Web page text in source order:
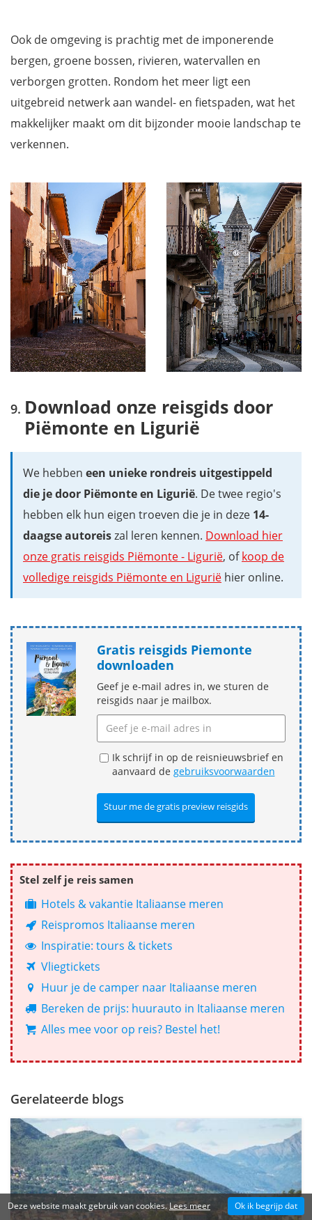
Ook de omgeving is prachtig met de imponerende
bergen, groene bossen, rivieren, watervallen en
verborgen grotten. Rondom het meer ligt een
uitgebreid netwerk aan wandel- en fietspaden, wat het
makkelijker maakt om dit bijzonder mooie landschap te
verkennen.
Download onze reisgids door
Piëmonte en Ligurië
We hebben een unieke rondreis uitgestippeld
die je door Piëmonte en Ligurië. De twee regio's
hebben elk hun eigen troeven die je in deze 14-
daagse autoreiszal leren kennen. Download hier
onze gratis reisgids Piëmonte - Ligurië, ofkoop de
volledige reisgids Piëmonte en Ligurië hier online.
Gratis reisgids Piemonte
downloaden
Geef je e-mail adres in, we sturen de
reisgids naar je mailbox.
Ik schrijf in op de reisnieuwsbrief en
aanvaard de gebruiksvoorwaarden
Stel zelf je reis samen
Hotels & vakantie Italiaanse meren
Reispromos Italiaanse meren
Inspiratie: tours & tickets
Vliegtickets
Huur je de camper naar Italiaanse meren
Bereken de prijs: huurauto in Italiaanse meren
Alles mee voor op reis? Bestel het!
Gerelateerde blogs
Deze website maakt gebruik van cookies.Lees meer Ok ik begrijp dat